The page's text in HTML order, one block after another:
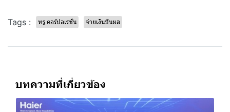
Tags : ทรู คอร์ปอเรชั่น จ่ายเงินปันผล
บทความที่เกี่ยวข้อง